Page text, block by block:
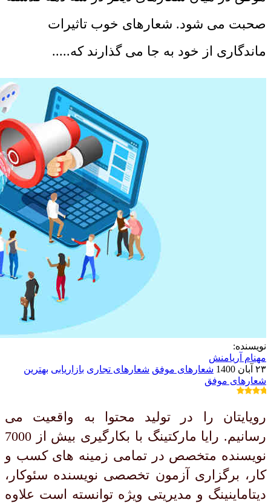
صحبت می شود. شعارهای خوب تاثیرات
ماندگاری از خود به جا می گذارند که.....
نویسنده:
مهنام آریامنش
۲۳ آبان 1400
شعارهای موفق شعارهای تجاری بازاریابی بهترین
شعارهای موفق
رویایتان را در تولید محتوا به واقعیت می
رسانیم. رایا مارکتینگ با بکارگیری بیش از 7000
نویسنده متخصص در تمامی زمینه های کسب و
کار، برگزاری آزمون تخصصی نویسنده سئوکار،
دیتاماینینگ و مدیریتی ویژه توانسته است علاوه